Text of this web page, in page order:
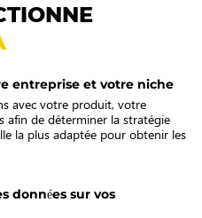
entreprise et votre niche
avec votre produit, votre
afin de déterminer la stratégie
la plus adaptée pour obtenir les
données sur vos